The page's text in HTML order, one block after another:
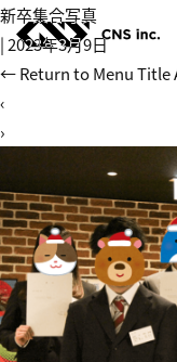
Skip
to
the
content
新卒集合写真
|2023年3月9日
←Return to Menu
‹
›